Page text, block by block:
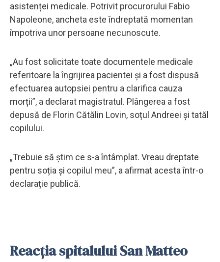
asistenței medicale. Potrivit procurorului Fabio
Napoleone, ancheta este îndreptată momentan
împotriva unor persoane necunoscute.
„Au fost solicitate toate documentele medicale
referitoare la îngrijirea pacientei și a fost dispusă
efectuarea autopsiei pentru a clarifica cauza
morții”, a declarat magistratul. Plângerea a fost
depusă de Florin Cătălin Lovin, soțul Andreei și tatăl
copilului.
„Trebuie să știm ce s-a întâmplat. Vreau dreptate
pentru soția și copilul meu”, a afirmat acesta într-o
declarație publică.
Reacția spitalului San Matteo